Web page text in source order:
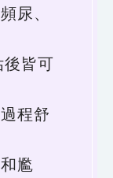
尿、
皆可
程舒
尷